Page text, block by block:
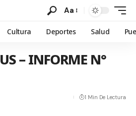
Aa
Cultura Deportes Salud
– INFORME N°
1 Min De Lectura